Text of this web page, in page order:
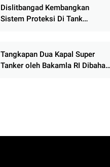
Dislitbangad Kembangkan
Sistem Proteksi Di Tank
Tangkapan Dua Kapal Super
Tanker oleh Bakamla RI Dibahas